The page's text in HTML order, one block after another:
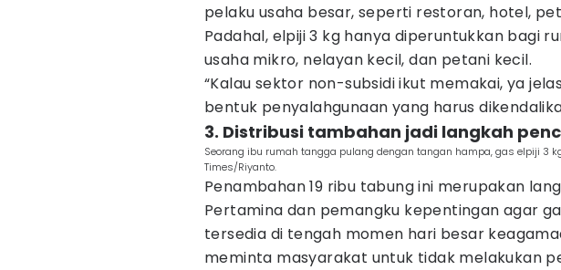
pelaku usaha besar, seperti restoran, hotel,
Padahal, elpiji 3 kg hanya diperuntukkan bagi
usaha mikro, nelayan kecil, dan petani kecil.
“Kalau sektor non-subsidi ikut memakai, ya
bentuk penyalahgunaan yang harus
3. Distribusi tambahan jadi langkah
Seorang ibu rumah tangga pulang dengan tangan hampa, gas elpiji 3
Times/Riyanto.
Penambahan 19 ribu tabung ini merupakan
Pertamina dan pemangku kepentingan agar
tersedia di tengah momen hari besar
meminta masyarakat untuk tidak melakukan